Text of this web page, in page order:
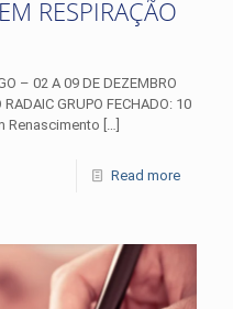
RESPIRAÇÃO
– 02 A 09 DE DEZEMBRO
GRUPO FECHADO: 10
Renascimento […]
Read more